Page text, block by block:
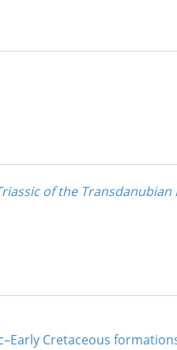
of the Transdanubian
Cretaceous